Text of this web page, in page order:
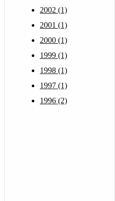
2002 (1)
2001 (1)
2000 (1)
1999 (1)
1998 (1)
1997 (1)
1996 (2)